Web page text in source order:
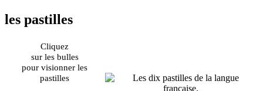
les pastilles
Cliquez
sur les bulles
pour visionner les
pastilles